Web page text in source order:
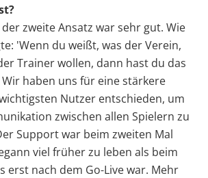
zweite Ansatz war sehr gut. Wie
'Wenn du weißt, was der Verein,
Trainer wollen, dann hast du das
haben uns für eine stärkere
Nutzer entschieden, um
zwischen allen Spielern zu
Support war beim zweiten Mal
viel früher zu leben als beim
erst nach dem Go-Live war. Mehr